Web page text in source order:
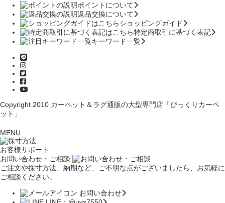
ポイントについて
返品交換について
ショッピングガイド
特定商取引に基づく表記
キーワード一覧
Copyright 2010 カーペット＆ラグ通販の大型専門店「びっくりカーペ
ット」
MENU
お客様サポート
お問い合わせ・ご相談
ご注文や採寸方法、納期など、ご不明な点がございましたら、お気軽に
ご相談ください。
お問い合わせ